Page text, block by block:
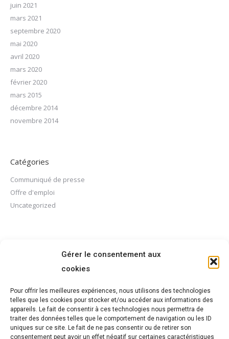
Gérer le consentement aux
cookies
Pour offrir les meilleures expériences, nous utilisons des technologies
telles que les cookies pour stocker et/ou accéder aux informations des
appareils. Le fait de consentir à ces technologies nous permettra de
traiter des données telles que le comportement de navigation ou les ID
uniques sur ce site. Le fait de ne pas consentir ou de retirer son
consentement peut avoir un effet négatif sur certaines caractéristiques
juin 2021
mars 2021
septembre 2020
mai 2020
avril 2020
mars 2020
février 2020
mars 2015
décembre 2014
novembre 2014
Catégories
Communiqué de presse
Offre d'emploi
Uncategorized
Flux des commentaires
Site de WordPress-FR